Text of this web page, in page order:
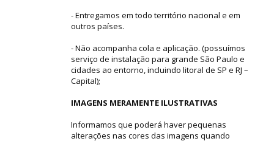
- Entregamos em todo território nacional e em
outros países.
- Não acompanha cola e aplicação. (possuímos
serviço de instalação para grande São Paulo e
cidades ao entorno, incluindo litoral de SP e RJ –
Capital);
IMAGENS MERAMENTE ILUSTRATIVAS
Informamos que poderá haver pequenas
alterações nas cores das imagens quando